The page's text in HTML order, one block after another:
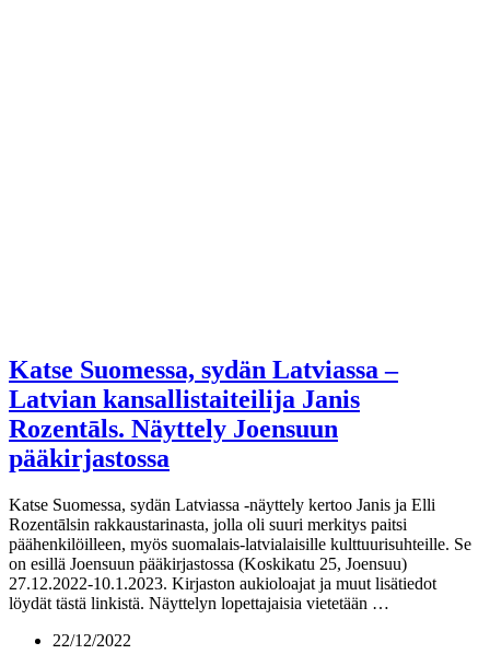
Katse Suomessa, sydän Latviassa –
Latvian kansallistaiteilija Janis
Rozentāls. Näyttely Joensuun
pääkirjastossa
Katse Suomessa, sydän Latviassa -näyttely kertoo Janis ja Elli
Rozentālsin rakkaustarinasta, jolla oli suuri merkitys paitsi
päähenkilöilleen, myös suomalais-latvialaisille kulttuurisuhteille. Se
on esillä Joensuun pääkirjastossa (Koskikatu 25, Joensuu)
27.12.2022-10.1.2023. Kirjaston aukioloajat ja muut lisätiedot
löydät tästä linkistä. Näyttelyn lopettajaisia vietetään …
22/12/2022